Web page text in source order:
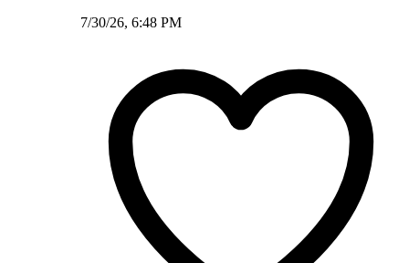
7/30/26, 6:48 PM